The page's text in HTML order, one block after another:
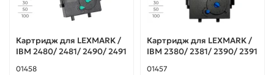
Картридж для LEXMARK /
IBM 2480/ 2481/ 2490/ 2491
01458
Картридж для LEXMARK /
IBM 2380/ 2381/ 2390/ 2391
01457